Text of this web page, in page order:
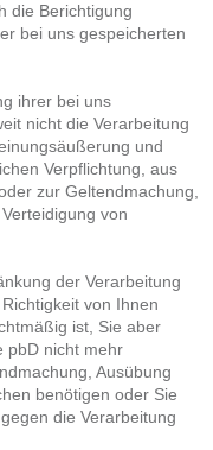
die Berichtigung
bei uns gespeicherten
ihrer bei uns
nicht die Verarbeitung
und
Verpflichtung, aus
zur Geltendmachung,
von
der Verarbeitung
von Ihnen
ist, Sie aber
pbD nicht mehr
Ausübung
benötigen oder Sie
die Verarbeitung